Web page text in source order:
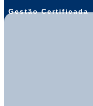
Gestão Certificada